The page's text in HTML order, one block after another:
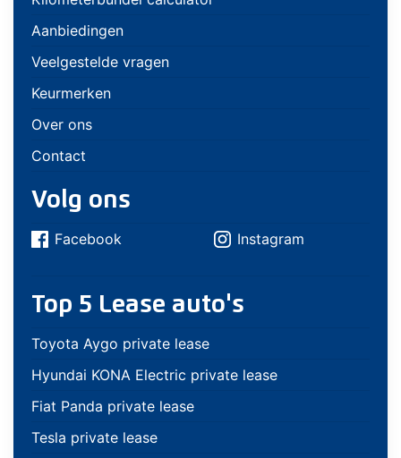
Aanbiedingen
Veelgestelde vragen
Keurmerken
Over ons
Contact
Volg ons
Facebook Instagram
Top 5 Lease auto's
Toyota Aygo private lease
Hyundai KONA Electric private lease
Fiat Panda private lease
Tesla private lease